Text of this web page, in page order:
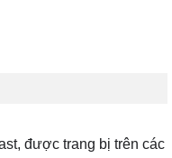
được trang bị trên các